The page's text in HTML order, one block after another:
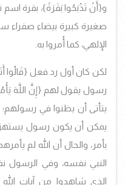
و{أَنْ تَذْبَحُوا بَقَرَةً}، بقرة اسم
صغيرة كبيرة بيضاء صفراء
الإلهي، كما أُمروا به.
لكن كان أول رد فعل {قَالُوا
رسول يقول لهم {إِنَّ اللَّهَ
يتأتى أن يظنوا في
يمكن أن يكون رسول
بأمر، والحال أن الله لم
النبي نفسه، وفي
الذي شاهدوا من آيات الله